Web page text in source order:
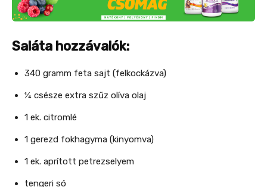
Saláta hozzávalók:
340 gramm feta sajt (felkockázva)
¼ csésze extra szűz olíva olaj
1 ek. citromlé
1 gerezd fokhagyma (kinyomva)
1 ek. aprított petrezselyem
tengeri só